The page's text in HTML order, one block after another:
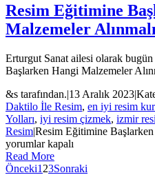
Resim Eğitimine
Malzemeler
Erturgut Sanat ailesi olarak
Başlarken Hangi Malzemeler
&s tarafından.|13 Aralık 2023|
Daktilo İle Resim, en iyi resim
Yolları, iyi resim çizmek, izmir
Resim|Resim Eğitimine
yorumlar kapalı
Read More
Önceki1 23Sonraki